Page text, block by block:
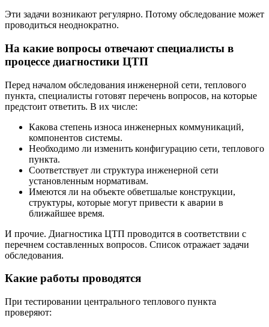
Эти задачи возникают регулярно. Потому обследование может
проводиться неоднократно.
На какие вопросы отвечают специалисты в
процессе диагностики ЦТП
Перед началом обследования инженерной сети, теплового
пункта, специалисты готовят перечень вопросов, на которые
предстоит ответить. В их числе:
Какова степень износа инженерных коммуникаций,
компонентов системы.
Необходимо ли изменить конфигурацию сети, теплового
пункта.
Соответствует ли структура инженерной сети
установленным нормативам.
Имеются ли на объекте обветшалые конструкции,
структуры, которые могут привести к аварии в
ближайшее время.
И прочие. Диагностика ЦТП проводится в соответствии с
перечнем составленных вопросов. Список отражает задачи
обследования.
Какие работы проводятся
При тестировании центрального теплового пункта
проверяют: